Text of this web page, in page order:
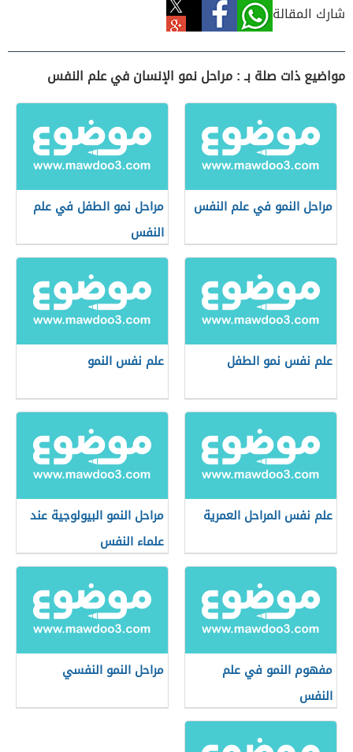
شارك المقالة
مواضيع ذات صلة بـ : مراحل نمو الإنسان في علم النفس
مراحل النمو في علم النفس
مراحل نمو الطفل في علم
النفس
علم نفس نمو الطفل علم نفس النمو
علم نفس المراحل العمرية
مراحل النمو البيولوجية عند
علماء النفس
مفهوم النمو في علم
النفس
مراحل النمو النفسي